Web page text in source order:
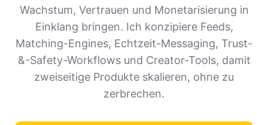
Wachstum, Vertrauen und Monetarisierung in
Einklang bringen. Ich konzipiere Feeds,
Matching-Engines, Echtzeit-Messaging, Trust-
&-Safety-Workflows und Creator-Tools, damit
zweiseitige Produkte skalieren, ohne zu
zerbrechen.